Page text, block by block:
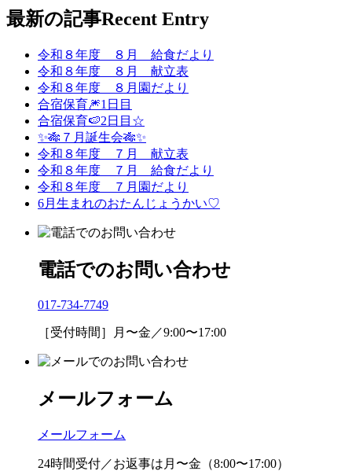
最新の記事Recent Entry
令和８年度 ８月 給食だより
令和８年度 ８月 献立表
令和８年度 ８月園だより
合宿保育🎆1日目
合宿保育🍉2日目☆
✨🎋７月誕生会🎋✨
令和８年度 ７月 献立表
令和８年度 ７月 給食だより
令和８年度 ７月園だより
6月生まれのおたんじょうかい♡
電話でのお問い合わせ
017-734-7749
［受付時間］月〜金／9:00〜17:00
メールフォーム
メールフォーム
24時間受付／お返事は月〜金（8:00〜17:00）